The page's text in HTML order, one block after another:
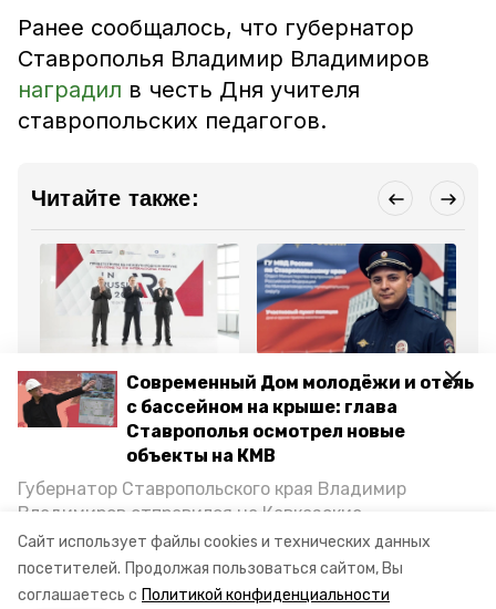
Сайт использует файлы cookies и технических данных
посетителей. Продолжая пользоваться сайтом, Вы
соглашаетесь с Политикой конфиденциальности
Современный Дом молодёжи и отель
с бассейном на крыше: глава
Ставрополья осмотрел новые
объекты на КМВ
Губернатор Ставропольского края Владимир
Владимиров отправился на Кавказские
Минеральные Воды, чтобы проинспектировать
строительство объектов в Кисловодске и
Минводах, а также выслушать предложения о
Ранее сообщалось, что губернатор
Ставрополья Владимир Владимиров
наградил в честь Дня учителя
ставропольских педагогов.
Читайте также:
9 октября 2025, 16:07
Губернатор
Ставрополья открыл
международный форум
11 октября 2025, 09:54
Полицейский из Минвод
лидирует в конкурсе
«Народный участковый»
Все новости
конкурс спектакль минводы